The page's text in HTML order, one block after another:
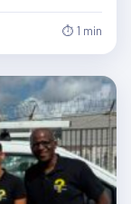
⏱ 1 min